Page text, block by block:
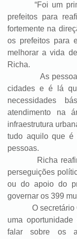
“Foi um
prefeitos para
fortemente na
os prefeitos para
melhorar a vida
Richa.
As pessoas –
cidades e é lá
necessidades
atendimento na
infraestrutura
tudo aquilo que é
pessoas.
Richa
perseguições
ou do apoio do
governar os 399
O secretário
uma
falar sobre os